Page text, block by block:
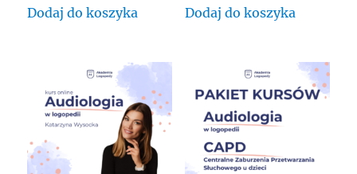
Dodaj do koszyka Dodaj do koszyka